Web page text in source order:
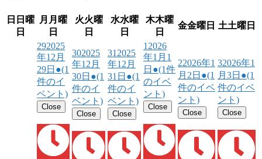
日 日曜
日
月 月曜
日
火火曜
日
水水曜
日
木木曜
日
金金曜日 土土曜日
292025
年12月
29日 ●(1
件のイ
ベント)
Close
302025
年12月
30日 ●(1
件のイ
ベント)
Close
31 2025
年12月
31日 ●(1
件のイ
ベント)
Close
1 2026
年1月1
日 ●(1件
のイベ
ント)
Close
22026年1
月2日 ●(1
件のイベ
ント)
Close
32026年1
月3日 ●(1
件のイベ
ント)
Close